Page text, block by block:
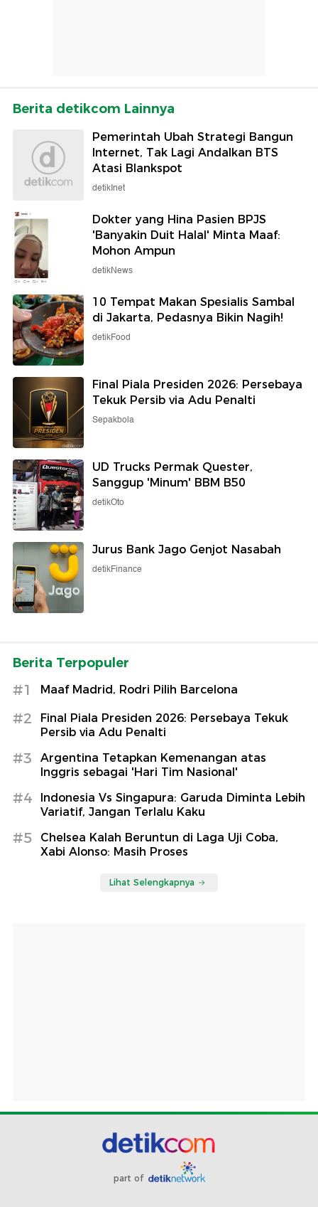
Berita detikcom Lainnya
Pemerintah Ubah Strategi Bangun
Internet, Tak Lagi Andalkan BTS
Atasi Blankspot
detikInet
Dokter yang Hina Pasien BPJS
'Banyakin Duit Halal' Minta Maaf:
Mohon Ampun
detikNews
10 Tempat Makan Spesialis Sambal
di Jakarta, Pedasnya Bikin Nagih!
detikFood
Final Piala Presiden 2026: Persebaya
Tekuk Persib via Adu Penalti
Sepakbola
UD Trucks Permak Quester,
Sanggup 'Minum' BBM B50
detikOto
Jurus Bank Jago Genjot Nasabah
detikFinance
Berita Terpopuler
#1 Maaf Madrid, Rodri Pilih Barcelona
#2
Final Piala Presiden 2026: Persebaya Tekuk
Persib via Adu Penalti
#3
Argentina Tetapkan Kemenangan atas
Inggris sebagai 'Hari Tim Nasional'
#4
Indonesia Vs Singapura: Garuda Diminta Lebih
Variatif, Jangan Terlalu Kaku
#5
Chelsea Kalah Beruntun di Laga Uji Coba,
Xabi Alonso: Masih Proses
Lihat Selengkapnya
part of